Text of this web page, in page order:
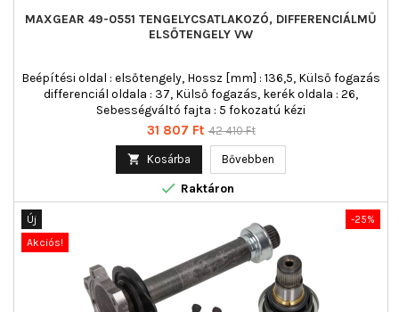
MAXGEAR 49-0551 TENGELYCSATLAKOZÓ, DIFFERENCIÁLMŰ
ELSŐTENGELY VW
Beépítési oldal : elsőtengely, Hossz [mm] : 136,5, Külső fogazás
differenciál oldala : 37, Külső fogazás, kerék oldala : 26,
Sebességváltó fajta : 5 fokozatú kézi
Ár
31 807 Ft Normál
42 410 Ft
 Kosárba Bővebben
 Raktáron
-25%
Új
Akciós!